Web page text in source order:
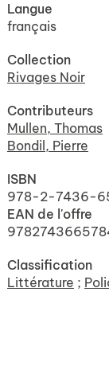
Langue
français
Collection
Rivages Noir
Contributeurs
Mullen, Thomas
Bondil, Pierre
ISBN
978-2-7436-
EAN de l'offre
Classification
Littérature ;